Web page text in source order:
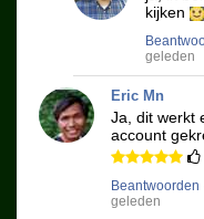
kijken
geleden
Eric Mn
Ja, dit werkt
account
Beantwoorden
geleden